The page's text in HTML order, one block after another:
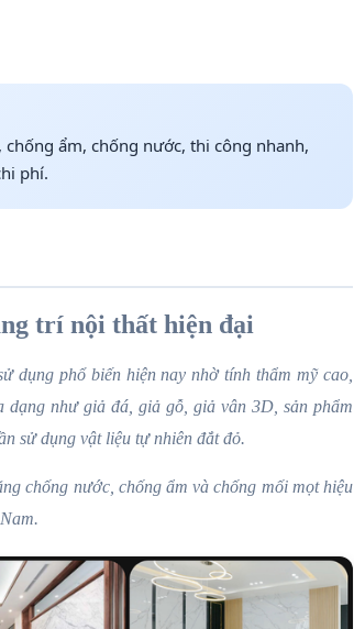
ẩm, chống nước, thi công nhanh,
phí.
trí nội thất hiện đại
phổ biến hiện nay nhờ tính thẩm mỹ cao,
như giả đá, giả gỗ, giả vân 3D, sản phẩm
sử dụng vật liệu tự nhiên đắt đỏ.
chống nước, chống ẩm và chống mối mọt hiệu